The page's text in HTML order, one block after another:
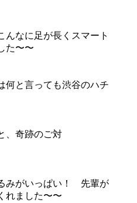
んなに足が長くスマート
た〜〜
何と言っても渋谷のハチ
、奇跡のご対
みがいっぱい！ 先輩が
れました〜〜